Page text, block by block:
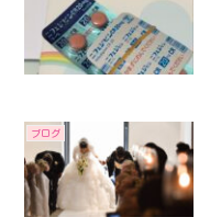
ブログ